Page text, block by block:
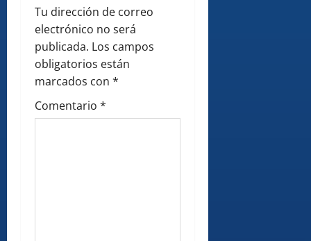
i
g
a
t
i
Tu dirección de correo
electrónico no será
publicada. Los campos
obligatorios están
marcados con *
Comentario *